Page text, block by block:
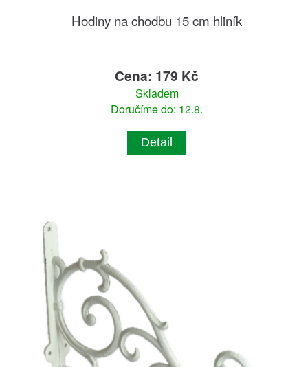
Hodiny na chodbu 15 cm hliník
Cena: 179 Kč
Skladem
Doručíme do: 12.8.
Detail